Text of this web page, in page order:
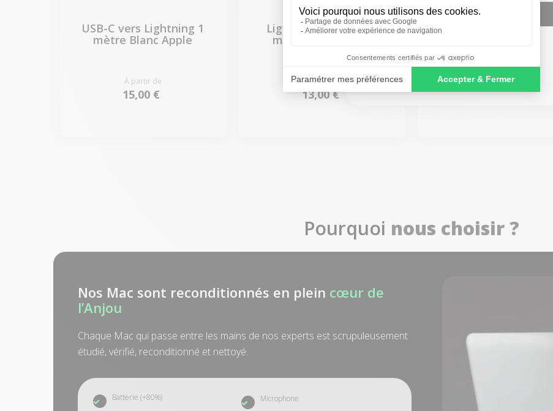
USB-C vers Lightning 1
mètre Blanc Apple
À partir de
15,00 €
Lightning vers USB 1
mètre Blanc Apple
À partir de
13,00 €
Souris Apple Magic
À partir de
79,00 €
Pourquoi nous choisir ?
Nos Mac sont reconditionnés en plein cœur de
l’Anjou
Chaque Mac qui passe entre les mains de nos experts est scrupuleusement
étudié, vérifié, reconditionné et nettoyé.
Batterie (+80%)
Microphone
SIGN ME UP!